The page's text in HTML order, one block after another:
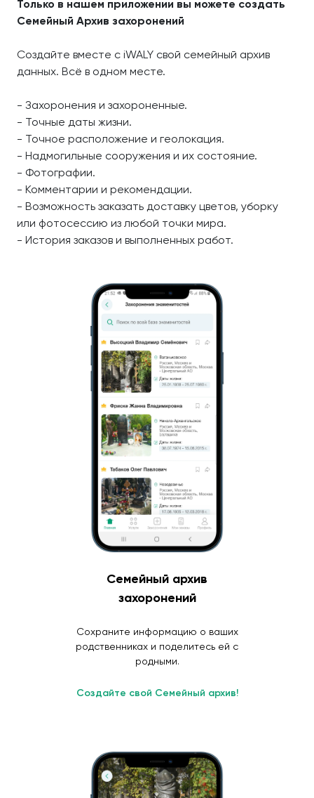
Только в нашем приложении вы можете создать
Семейный Архив захоронений
Создайте вместе с iWALY свой семейный архив
данных. Всё в одном месте.
- Захоронения и захороненные.
- Точные даты жизни.
- Точное расположение и геолокация.
- Надмогильные сооружения и их состояние.
- Фотографии.
- Комментарии и рекомендации.
- Возможность заказать доставку цветов, уборку
или фотосессию из любой точки мира.
- История заказов и выполненных работ.
Семейный архив
захоронений
Сохраните информацию о ваших
родственниках и поделитесь ей с
родными.
Создайте свой Семейный архив!